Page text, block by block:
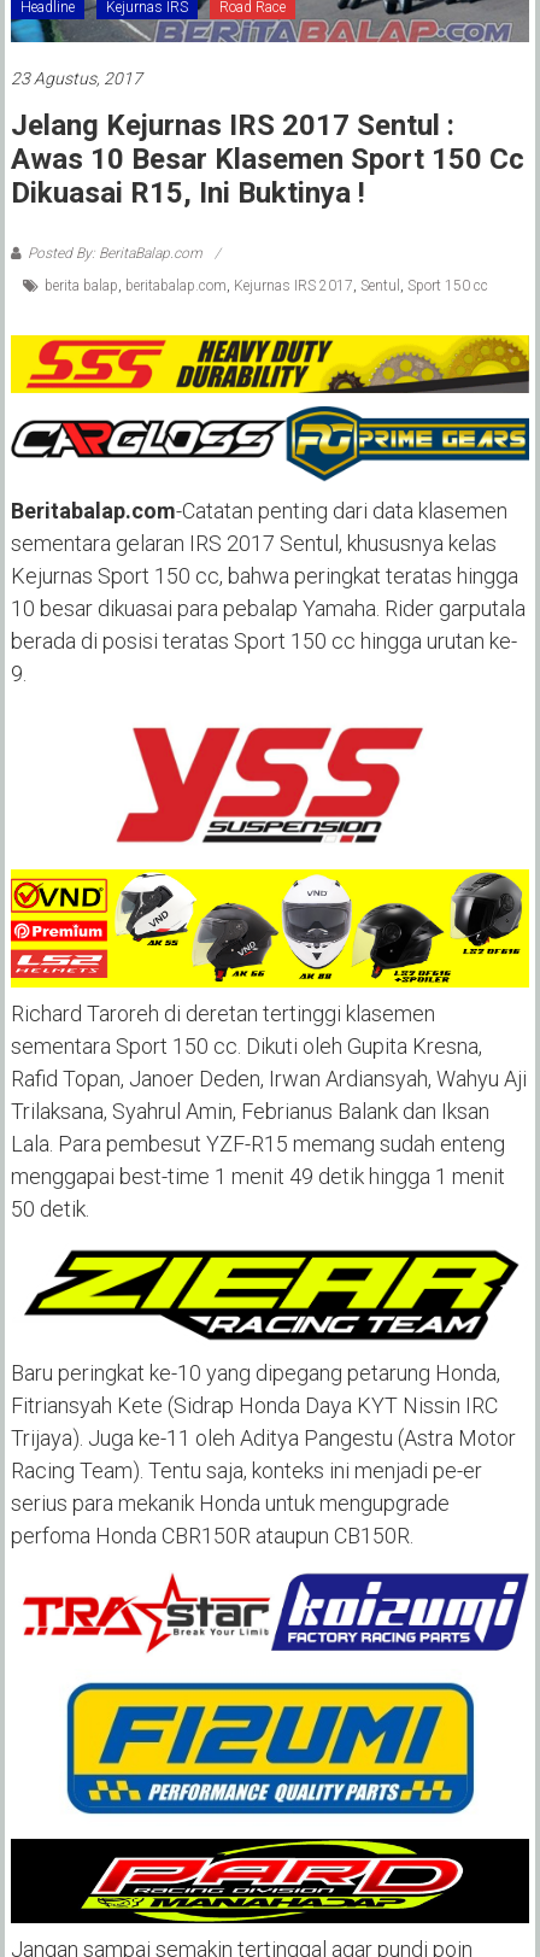
Headline Kejurnas IRS Road Race
23 Agustus, 2017
Jelang Kejurnas IRS 2017 Sentul :
Awas 10 Besar Klasemen Sport 150 Cc
Dikuasai R15, Ini Buktinya !
Posted By: BeritaBalap.com
berita balap, beritabalap.com, Kejurnas IRS 2017, Sentul , Sport 150 cc
Beritabalap.com-Catatan penting dari data klasemen
sementara gelaran IRS 2017 Sentul, khususnya kelas
Kejurnas Sport 150 cc, bahwa peringkat teratas hingga
10 besar dikuasai para pebalap Yamaha. Rider garputala
berada di posisi teratas Sport 150 cc hingga urutan ke-
9.
Richard Taroreh di deretan tertinggi klasemen
sementara Sport 150 cc. Dikuti oleh Gupita Kresna,
Rafid Topan, Janoer Deden, Irwan Ardiansyah, Wahyu Aji
Trilaksana, Syahrul Amin, Febrianus Balank dan Iksan
Lala. Para pembesut YZF-R15 memang sudah enteng
menggapai best-time 1 menit 49 detik hingga 1 menit
50 detik.
Baru peringkat ke-10 yang dipegang petarung Honda,
Fitriansyah Kete (Sidrap Honda Daya KYT Nissin IRC
Trijaya). Juga ke-11 oleh Aditya Pangestu (Astra Motor
Racing Team). Tentu saja, konteks ini menjadi pe-er
serius para mekanik Honda untuk mengupgrade
perfoma Honda CBR150R ataupun CB150R.
Jangan sampai semakin tertinggal agar pundi poin